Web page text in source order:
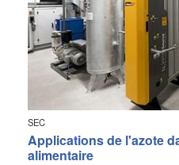
SEC
Applications de l'azote
alimentaire